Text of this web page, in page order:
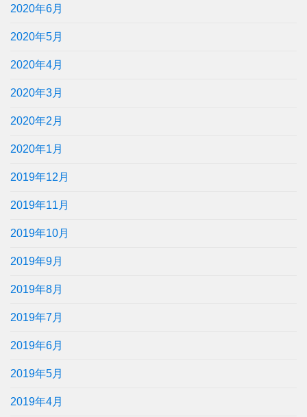
2020年6月
2020年5月
2020年4月
2020年3月
2020年2月
2020年1月
2019年12月
2019年11月
2019年10月
2019年9月
2019年8月
2019年7月
2019年6月
2019年5月
2019年4月